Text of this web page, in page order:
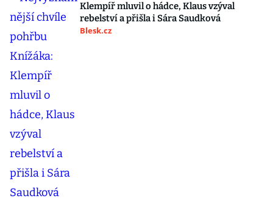
Klempíř mluvil o hádce, Klaus vzýval
rebelství a přišla i Sára Saudková
Blesk.cz